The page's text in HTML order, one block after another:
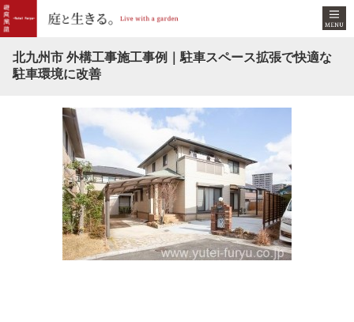
北九州市 外構工事施工事例｜駐車スペース拡張で快適な
駐車環境に改善